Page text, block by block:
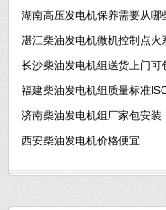
湖南高压发电机保养需要从哪
湛江柴油发电机微机控制点火
长沙柴油发电机组送货上门可
福建柴油发电机组质量标准
济南柴油发电机组厂家包安装
西安柴油发电机价格便宜